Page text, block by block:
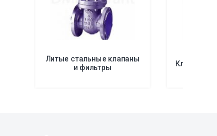
Литые стальные клапаны
и фильтры Клапаны